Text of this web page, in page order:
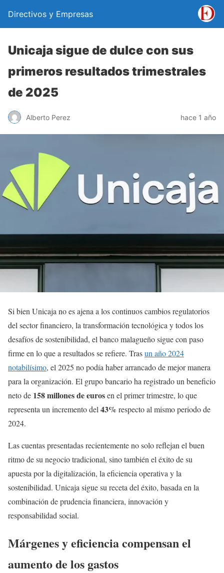
Directivos y Empresas
Unicaja sigue de dulce con sus
primeros resultados trimestrales
de 2025
Alberto Perez hace 1 año
Si bien Unicaja no es ajena a los continuos cambios regulatorios
del sector financiero, la transformación tecnológica y todos los
desafíos de sostenibilidad, el banco malagueño sigue con paso
firme en lo que a resultados se refiere. Trasun año 2024
notabilísimo, el 2025 no podía haber arrancado de mejor manera
para la organización. El grupo bancario ha registrado un beneficio
neto de 158 millones de eurosen el primer trimestre, lo que
representa un incremento del 43% respecto al mismo periodo de
2024.
Las cuentas presentadas recientemente no solo reflejan el buen
ritmo de su negocio tradicional, sino también el éxito de su
apuesta por la digitalización, la eficiencia operativa y la
sostenibilidad. Unicaja sigue su receta del éxito, basada en la
combinación de prudencia financiera, innovación y
responsabilidad social.
Márgenes y eficiencia compensan el
aumento de los gastos